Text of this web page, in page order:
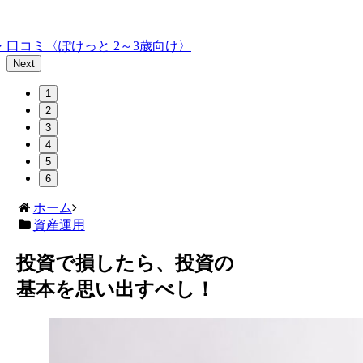
コミ〈ぽけっと 2～3歳向け〉
Next
1
2
3
4
5
6
ホーム
資産運用
投資で損したら、投資の
基本を思い出すべし！